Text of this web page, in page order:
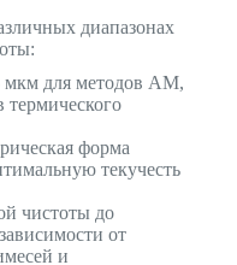
диапазонах
для методов AM,
термического
форма
текучесть
чистоты до
от
и